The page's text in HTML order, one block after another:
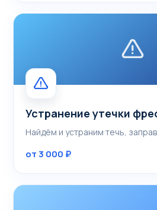
Устранение утечки
Найдём и устраним течь,
от 3 000 ₽